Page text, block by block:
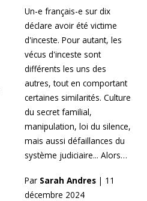
Un-e français-e sur dix
déclare avoir été victime
d'inceste. Pour autant, les
vécus d'inceste sont
différents les uns des
autres, tout en comportant
certaines similarités. Culture
du secret familial,
manipulation, loi du silence,
mais aussi défaillances du
système judiciaire... Alors…
Par Sarah Andres | 11
décembre 2024